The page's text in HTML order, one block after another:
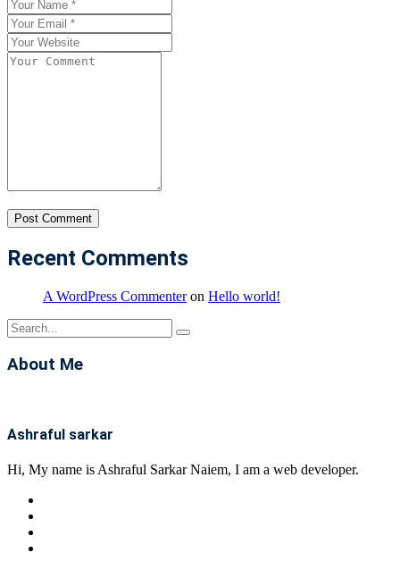
Recent Comments
A WordPress Commenteron Hello world!
About Me
Ashraful sarkar
Hi, My name is Ashraful Sarkar Naiem, I am a web developer.